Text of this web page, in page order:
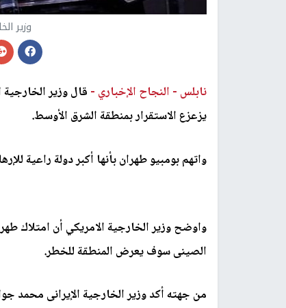
وزير
نابلس - النجاح الإخباري -قال وزير
يزعزع الاستقرار بمنطقة الشرق الأوسط.
واتهم بومبيو طهران بأنها أكبر دولة راعية
واوضح وزير الخارجية الامريكي أن امتلاك
الصينى سوف يعرض المنطقة للخطر.
من جهته أكد وزير الخارجية الإيرانى محمد